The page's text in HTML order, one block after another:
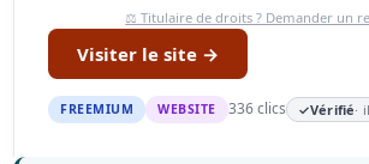
⚖️ Titulaire de droits ? Demander un
Visiter le site →
FREEMIUM WEBSITE 336 clics ✓Vérifié·